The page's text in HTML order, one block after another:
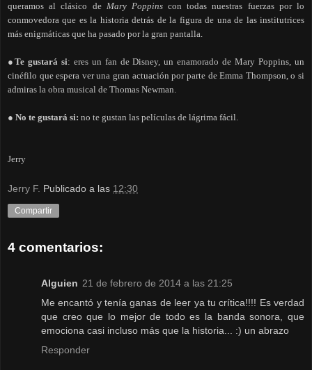
queramos al clásico de Mary Poppinscon todas nuestras fuerzas por lo
conmovedora que es la historia detrás de la figura de una de las institutrices
más enigmáticas que ha pasado por la gran pantalla.
●Te gustará si: eres un fan de Disney, un enamorado de Mary Poppins, un
cinéfilo que espera ver una gran actuación por parte de Emma Thompson, o si
admiras la obra musical de Thomas Newman.
● No te gustará si: no te gustan las películas de lágrima fácil.
Jerry
Jerry F. Publicado a las 12:30
Compartir
4 comentarios:
Alguien 21 de febrero de 2014 a las 21:25
Me encantó y tenía ganas de leer ya tu crítica!!!! Es verdad
que creo que lo mejor de todo es la banda sonora, que
emociona casi incluso más que la historia... :) un abrazo
Responder